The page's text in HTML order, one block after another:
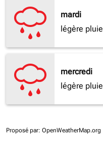
mardi
légère pluie
mercredi
légère pluie
Proposé par: OpenWeatherMap.org